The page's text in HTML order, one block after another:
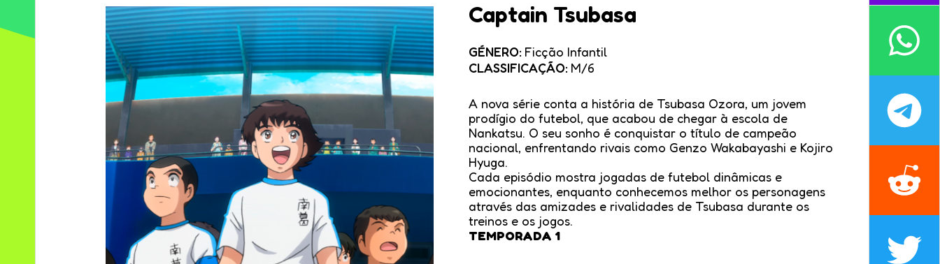
Captain Tsubasa
GÉNERO: Ficção Infantil
CLASSIFICAÇÃO: M/6
A nova série conta a história de Tsubasa Ozora, um jovem
prodígio do futebol, que acabou de chegar à escola de
Nankatsu. O seu sonho é conquistar o título de campeão
nacional, enfrentando rivais como Genzo Wakabayashi e Kojiro
Hyuga.
Cada episódio mostra jogadas de futebol dinâmicas e
emocionantes, enquanto conhecemos melhor os personagens
através das amizades e rivalidades de Tsubasa durante os
treinos e os jogos.
TEMPORADA 1